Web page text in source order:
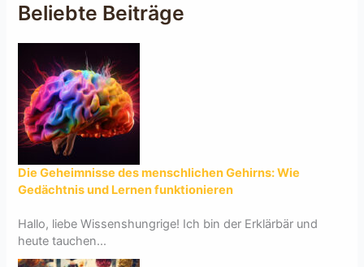
Beliebte Beiträge
Die Geheimnisse des menschlichen Gehirns: Wie
Gedächtnis und Lernen funktionieren
Hallo, liebe Wissenshungrige! Ich bin der Erklärbär und
heute tauchen...